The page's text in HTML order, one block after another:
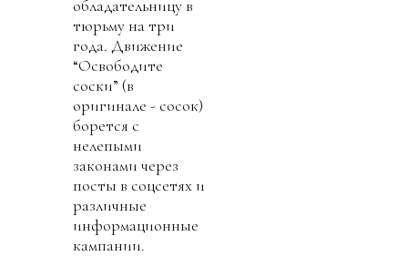
обладательницу в
тюрьму на три
года. Движение
“Освободите
соски” (в
оригинале - сосок)
борется с
нелепыми
законами через
посты в соцсетях и
различные
информационные
кампании.